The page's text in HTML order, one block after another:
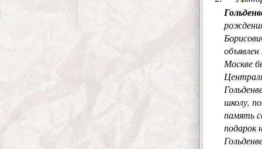
Москве
школу,
память
подарок